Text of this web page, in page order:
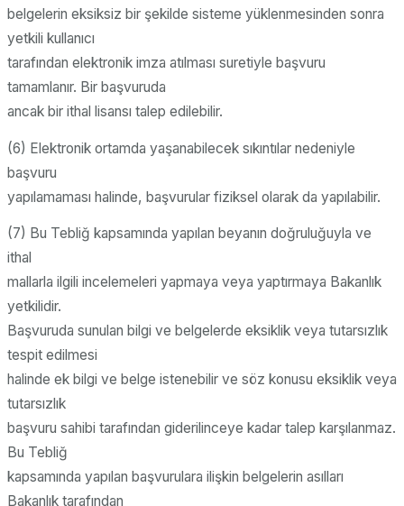
belgelerin eksiksiz bir şekilde sisteme yüklenmesinden sonra
yetkili kullanıcı
tarafından elektronik imza atılması suretiyle başvuru
tamamlanır. Bir başvuruda
ancak bir ithal lisansı talep edilebilir.
(6) Elektronik ortamda yaşanabilecek sıkıntılar nedeniyle
başvuru
yapılamaması halinde, başvurular fiziksel olarak da yapılabilir.
(7) Bu Tebliğ kapsamında yapılan beyanın doğruluğuyla ve
ithal
mallarla ilgili incelemeleri yapmaya veya yaptırmaya Bakanlık
yetkilidir.
Başvuruda sunulan bilgi ve belgelerde eksiklik veya tutarsızlık
tespit edilmesi
halinde ek bilgi ve belge istenebilir ve söz konusu eksiklik veya
tutarsızlık
başvuru sahibi tarafından giderilinceye kadar talep karşılanmaz.
Bu Tebliğ
kapsamında yapılan başvurulara ilişkin belgelerin asılları
Bakanlık tarafından